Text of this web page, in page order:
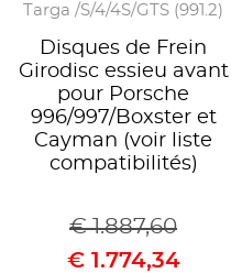
Targa /S/4/4S/GTS (991.2)
Disques de Frein
Girodisc essieu avant
pour Porsche
996/997/Boxster et
Cayman (voir liste
compatibilités)
€1.887,60
€1.774,34